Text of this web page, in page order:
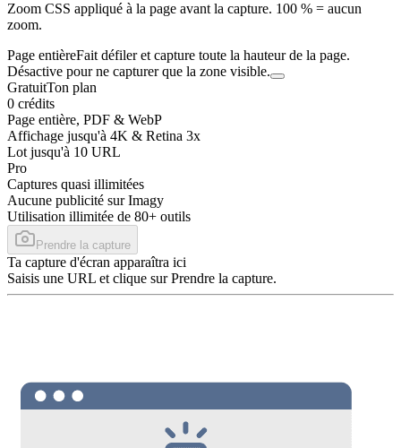
Zoom CSS appliqué à la page avant la capture. 100 % = aucun
zoom.
Page entièreFait défiler et capture toute la hauteur de la page.
Désactive pour ne capturer que la zone visible.
GratuitTon plan
0 crédits
Page entière, PDF & WebP
Affichage jusqu'à 4K & Retina 3x
Lot jusqu'à 10 URL
Pro
Captures quasi illimitées
Aucune publicité sur Imagy
Utilisation illimitée de 80+ outils
Prendre la capture
Ta capture d'écran apparaîtra ici
Saisis une URL et clique sur Prendre la capture.